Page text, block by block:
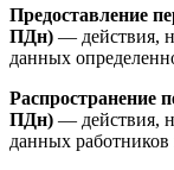
Предоставление
ПДн) — действия,
данных
Распространение
ПДн) — действия,
данных